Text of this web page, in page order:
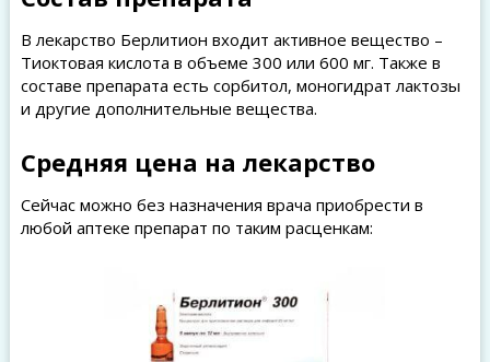
В лекарство Берлитион входит активное вещество –
Тиоктовая кислота в объеме 300 или 600 мг. Также в
составе препарата есть сорбитол, моногидрат лактозы
и другие дополнительные вещества.
Средняя цена на лекарство
Сейчас можно без назначения врача приобрести в
любой аптеке препарат по таким расценкам: